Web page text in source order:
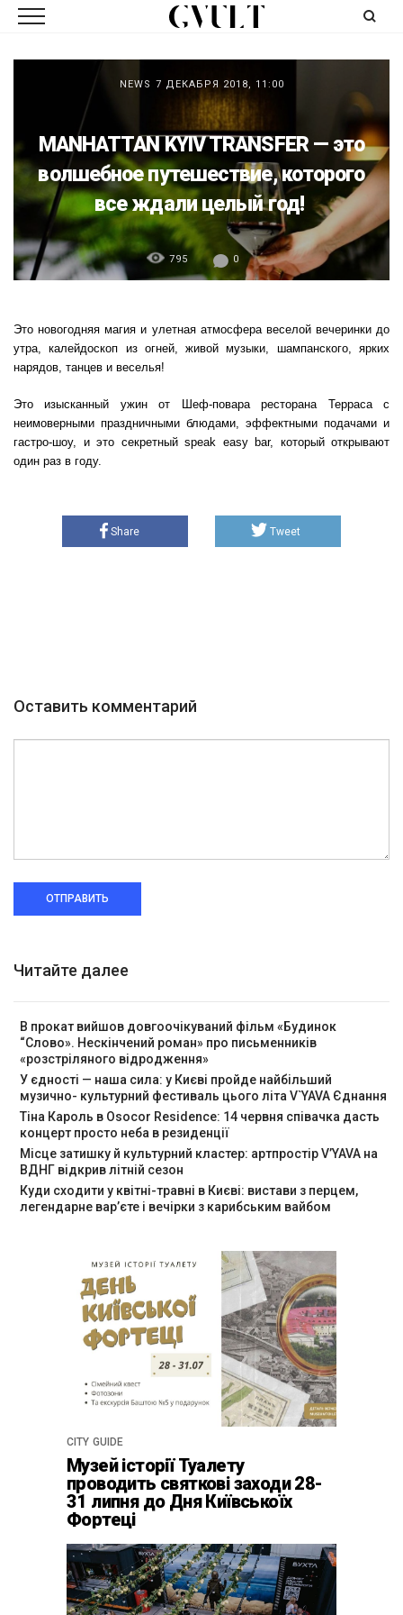
NEWS 7 ДЕКАБРЯ 2018, 11:00
MANHATTAN KYIV TRANSFER — это
волшебное путешествие, которого
все ждали целый год!
795 0
Это новогодняя магия и улетная атмосфера веселой вечеринки до
утра, калейдоскоп из огней, живой музыки, шампанского, ярких
нарядов, танцев и веселья!
Это изысканный ужин от Шеф-повара ресторана Терраса с
неимоверными праздничными блюдами, эффектными подачами и
гастро-шоу, и это секретный speak easy bar, который открывают
один раз в году.
Share Tweet
Оставить комментарий
ОТПРАВИТЬ
Читайте далее
В прокат вийшов довгоочікуваний фільм «Будинок
“Слово». Нескінчений роман» про письменників
«розстріляного відродження»
У єдності — наша сила: у Києві пройде найбільший
музично- культурний фестиваль цього літа V`YAVA Єднання
Тіна Кароль в Osocor Residence: 14 червня співачка дасть
концерт просто неба в резиденції
Місце затишку й культурний кластер: артпростір V’YAVA на
ВДНГ відкрив літній сезон
Куди сходити у квітні-травні в Києві: вистави з перцем,
легендарне вар’єте і вечірки з карибським вайбом
CITY GUIDE
Музей історії Туалету
проводить святкові заходи 28-
31 липня до Дня Київськоїх
Фортеці